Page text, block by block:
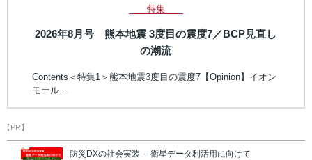
特集
2026年8月号 熊本地震 3度目の震度7／BCP見直し
の潮流
Contents＜特集1＞熊本地震3度目の震度7【Opinion】イオン
モール…
【PR】
防災DXの社会実装 －衛星データ利活用に向けて